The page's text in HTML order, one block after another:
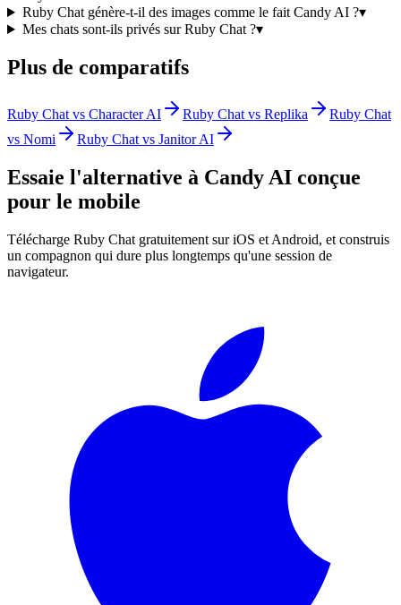
Ruby Chat génère-t-il des images comme le fait Candy AI ?▾
Mes chats sont-ils privés sur Ruby Chat ?▾
Plus de comparatifs
Ruby Chat vs Character AI Ruby Chat vs Replika
Ruby Chat
vs Nomi
Ruby Chat vs Janitor AI
Essaie l'alternative à Candy AI conçue
pour le mobile
Télécharge Ruby Chat gratuitement sur iOS et Android, et construis
un compagnon qui dure plus longtemps qu'une session de
navigateur.